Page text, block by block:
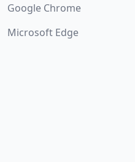
Google Chrome
Microsoft Edge